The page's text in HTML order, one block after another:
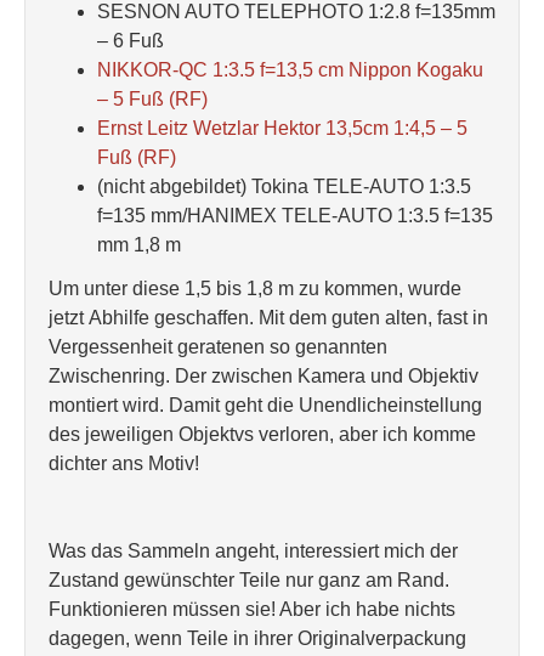
SESNON AUTO TELEPHOTO 1:2.8 f=135mm
– 6 Fuß
NIKKOR-QC 1:3.5 f=13,5 cm Nippon Kogaku
– 5 Fuß (RF)
Ernst Leitz Wetzlar Hektor 13,5cm 1:4,5 – 5
Fuß (RF)
(nicht abgebildet) Tokina TELE-AUTO 1:3.5
f=135 mm/HANIMEX TELE-AUTO 1:3.5 f=135
mm 1,8 m
Um unter diese 1,5 bis 1,8 m zu kommen, wurde
jetzt Abhilfe geschaffen. Mit dem guten alten, fast in
Vergessenheit geratenen so genannten
Zwischenring. Der zwischen Kamera und Objektiv
montiert wird. Damit geht die Unendlicheinstellung
des jeweiligen Objektvs verloren, aber ich komme
dichter ans Motiv!
Was das Sammeln angeht, interessiert mich der
Zustand gewünschter Teile nur ganz am Rand.
Funktionieren müssen sie! Aber ich habe nichts
dagegen, wenn Teile in ihrer Originalverpackung